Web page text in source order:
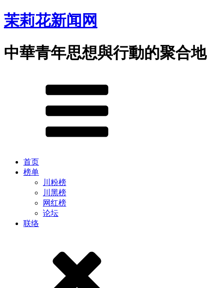
茉莉花新闻网
中華青年思想與行動的聚合地
首页
榜单
川粉榜
川黑榜
网红榜
论坛
联络